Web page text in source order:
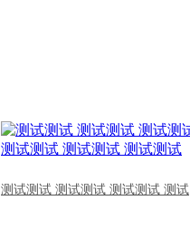
测试测试 测试测试 测试测试 测试